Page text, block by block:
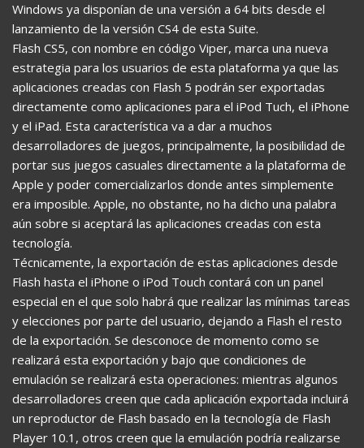
Windows ya disponían de una versión a 64 bits desde el
lanzamiento de la versión CS4 de esta Suite.
Flash CS5, con nombre en código Viper, marca una nueva
estrategia para los usuarios de esta plataforma ya que las
aplicaciones creadas con Flash 5 podrán ser exportadas
directamente como aplicaciones para el iPod Tuch, el iPhone
y el iPad. Esta característica va a dar a muchos
desarrolladores de juegos, principalmente, la posibilidad de
portar sus juegos casuales directamente a la plataforma de
Apple y poder comercializarlos donde antes simplemente
era imposible. Apple, no obstante, no ha dicho una palabra
aún sobre si aceptará las aplicaciones creadas con esta
tecnología.
Técnicamente, la exportación de estas aplicaciones desde
Flash hasta el iPhone o iPod Touch contará con un panel
especial en el que solo habrá que realizar las mínimas tareas
y elecciones por parte del usuario, dejando a Flash el resto
de la exportación. Se desconoce de momento como se
realizará esta exportación y bajo que condiciones de
emulación se realizará esta operaciones: mientras algunos
desarrolladores creen que cada aplicación exportada incluirá
un reproductor de Flash basado en la tecnología de Flash
Player 10.1, otros creen que la emulación podría realizarse